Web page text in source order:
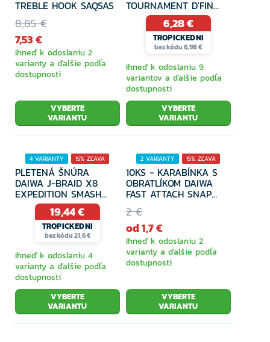
Feederové
Sumcové a morské
Morské
Spodové navijaky
Multiplikátory
Kreslá a sedačky
TREBLE HOOK SAQSAS
8,85 €
7,53 €
Ihneď k odoslaniu 2
varianty a ďalšie podľa
dostupnosti
VYBERTE
VARIANTU
TOURNAMENT D'FIN
10CM 6,28 €
TROPICKEDNI
bez kódu 6,98 €
Ihneď k odoslaniu 9
variantov a ďalšie podľa
dostupnosti
VYBERTE
VARIANTU
4 VARIANTY 15% ZĽAVA
PLETENÁ ŠNÚRA
DAIWA J-BRAID X8
EXPEDITION SMASH
ORANGE 150M
19,44 €
TROPICKEDNI
bez kódu 21,6 €
Ihneď k odoslaniu 4
varianty a ďalšie podľa
dostupnosti
VYBERTE
VARIANTU
2 VARIANTY 15% ZĽAVA
10KS - KARABÍNKA S
OBRATLÍKOM DAIWA
FAST ATTACH SNAP
BEZUZLOVÝ
2 €
od 1,7 €
Ihneď k odoslaniu 2
varianty a ďalšie podľa
dostupnosti
VYBERTE
VARIANTU